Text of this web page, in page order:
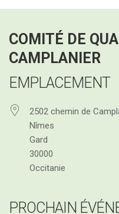
l’Oléiculture
Familiale à Nîmes
L’Olivier, ce
Programme des 2es
COMITÉ DE
CAMPLANIER
EMPLACEMENT
2502 chemin de
Nîmes
Gard
30000
Occitanie
PROCHAIN